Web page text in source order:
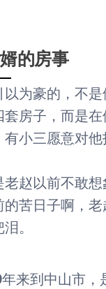
的房事
以为豪的，不是
房子，而是在
有小三愿意对他
赵以前不敢想
的苦日子啊，
。
年来到中山市，